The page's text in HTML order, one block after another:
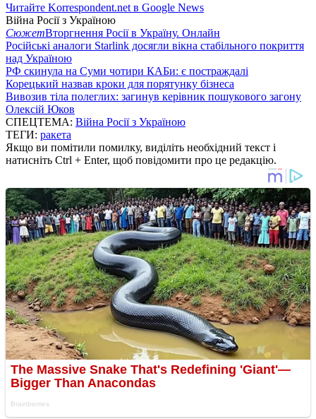
Читайте Korrespondent.net в Google News
Війна Росії з Україною
СюжетВторгнення Росії в Україну. Онлайн
Російські аналоги Starlink досягли вікна стабільного покриття
над Україною
РФ скинула на Суми чотири КАБи: є постраждалі
Корецький назвав кроки для порятунку бізнеса
Вивозив тіла полеглих: загинув керівник пошукового загону
Олексій Юков
СПЕЦТЕМА: Війна Росії з Україною
ТЕГИ: ракета
Якщо ви помітили помилку, виділіть необхідний текст і
натисніть Ctrl + Enter, щоб повідомити про це редакцію.